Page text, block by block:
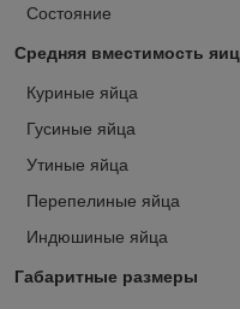
Состояние
Средняя вместимость яиц
Куриные яйца
Гусиные яйца
Утиные яйца
Перепелиные яйца
Индюшиные яйца
Габаритные размеры